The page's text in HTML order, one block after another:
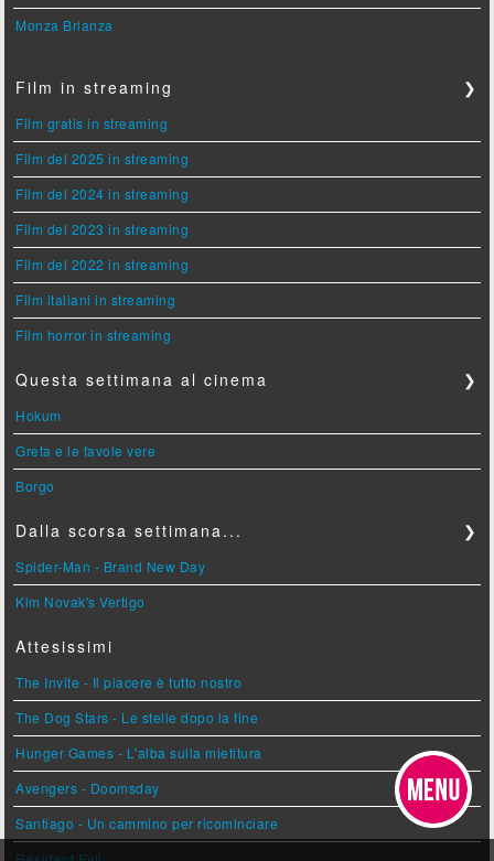
Monza Brianza
Film in streaming ❯
Film gratis in streaming
Film del 2025 in streaming
Film del 2024 in streaming
Film del 2023 in streaming
Film del 2022 in streaming
Film italiani in streaming
Film horror in streaming
Questa settimana al cinema ❯
Hokum
Greta e le favole vere
Borgo
Dalla scorsa settimana... ❯
Spider-Man - Brand New Day
Kim Novak's Vertigo
Attesissimi
The Invite - Il piacere è tutto nostro
The Dog Stars - Le stelle dopo la fine
Hunger Games - L'alba sulla mietitura
Avengers - Doomsday
Santiago - Un cammino per ricominciare